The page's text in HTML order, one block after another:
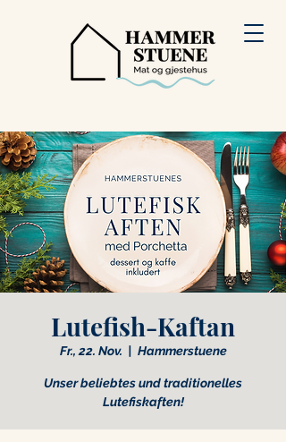
Lutefish-Kaftan
Fr., 22. Nov.
  |
Hammerstuene
Unser beliebtes und traditionelles
Lutefiskaften!